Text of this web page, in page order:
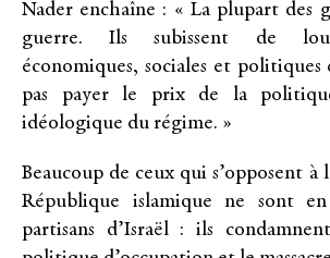
Nader enchaîne : « La plupart des
guerre. Ils subissent de
économiques, sociales et
pas payer le prix de la
idéologique du régime. »
Beaucoup de ceux qui s’opposent
République islamique ne sont
partisans d’Israël : ils